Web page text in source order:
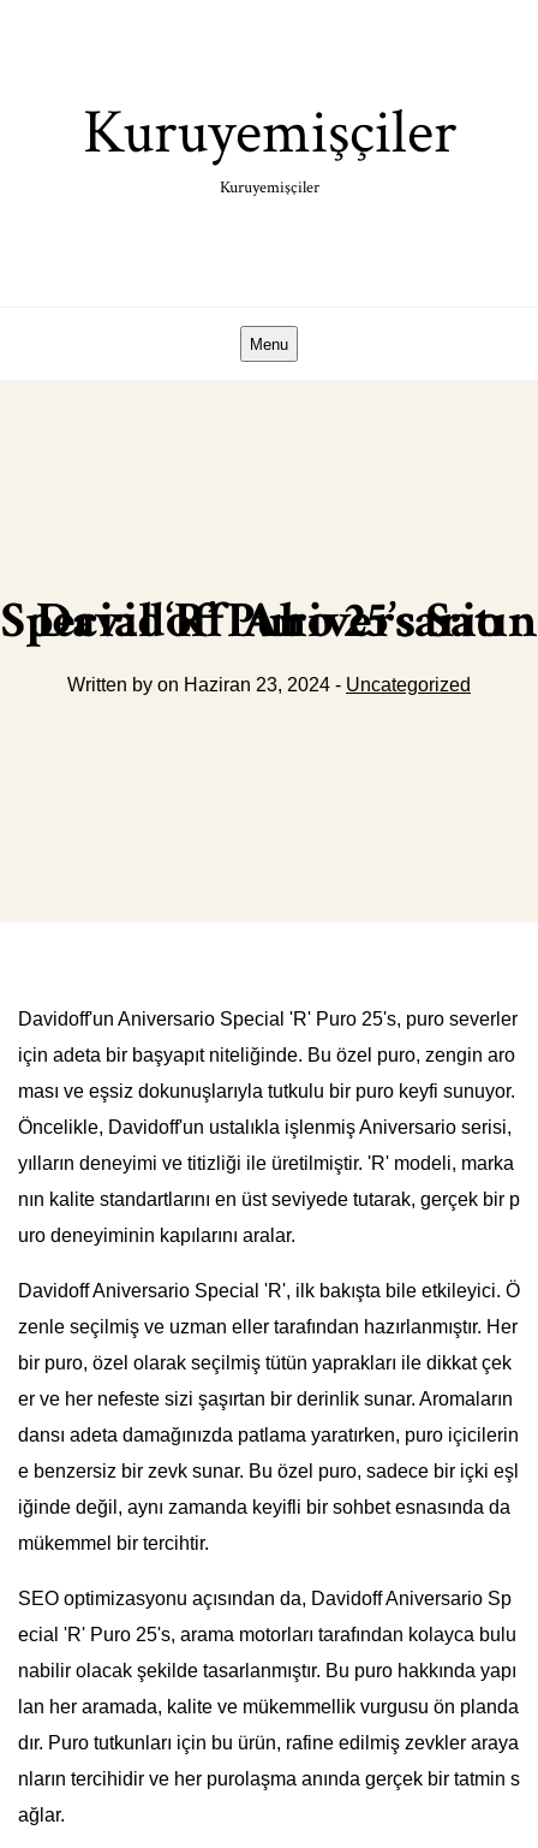
Kuruyemişçiler
Kuruyemişçiler
Menu
Davidoff Aniversario Special ‘R’ Puro 25’s Satın Al
Written by on Haziran 23, 2024 - Uncategorized
Davidoff'un Aniversario Special 'R' Puro 25's, puro severler
için adeta bir başyapıt niteliğinde. Bu özel puro, zengin aro
ması ve eşsiz dokunuşlarıyla tutkulu bir puro keyfi sunuyor.
Öncelikle, Davidoff'un ustalıkla işlenmiş Aniversario serisi,
yılların deneyimi ve titizliği ile üretilmiştir. 'R' modeli, marka
nın kalite standartlarını en üst seviyede tutarak, gerçek bir p
uro deneyiminin kapılarını aralar.
Davidoff Aniversario Special 'R', ilk bakışta bile etkileyici. Ö
zenle seçilmiş ve uzman eller tarafından hazırlanmıştır. Her
bir puro, özel olarak seçilmiş tütün yaprakları ile dikkat çek
er ve her nefeste sizi şaşırtan bir derinlik sunar. Aromaların
dansı adeta damağınızda patlama yaratırken, puro içicilerin
e benzersiz bir zevk sunar. Bu özel puro, sadece bir içki eşl
iğinde değil, aynı zamanda keyifli bir sohbet esnasında da
mükemmel bir tercihtir.
SEO optimizasyonu açısından da, Davidoff Aniversario Sp
ecial 'R' Puro 25's, arama motorları tarafından kolayca bulu
nabilir olacak şekilde tasarlanmıştır. Bu puro hakkında yapı
lan her aramada, kalite ve mükemmellik vurgusu ön planda
dır. Puro tutkunları için bu ürün, rafine edilmiş zevkler araya
nların tercihidir ve her purolaşma anında gerçek bir tatmin s
ağlar.